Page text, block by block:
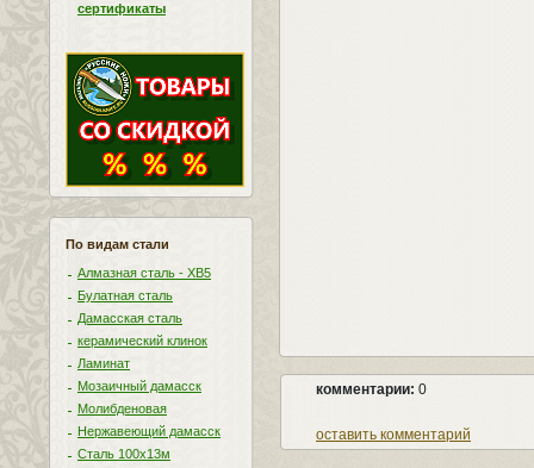
сертификаты
По видам стали
Алмазная сталь - ХВ5
Булатная сталь
Дамасская сталь
керамический клинок
Ламинат
Мозаичный дамасск
Молибденовая
Нержавеющий дамасск
Сталь 100х13м
комментарии: 0
оставить комментарий